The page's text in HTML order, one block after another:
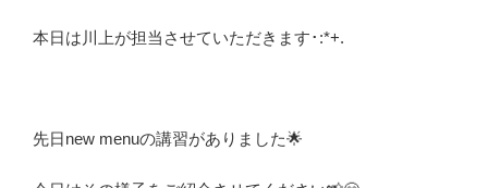
本日は川上が担当させていただきます･:*+.
先日new menuの講習がありました🌟